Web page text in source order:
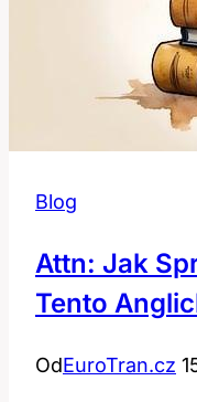
Blog
Attn: Jak
Tento
OdEuroTran.cz